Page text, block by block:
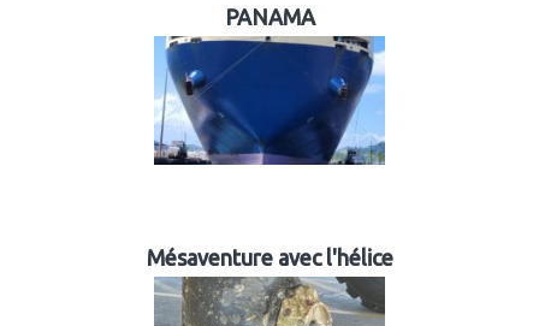
PANAMA
Mésaventure avec l'hélice